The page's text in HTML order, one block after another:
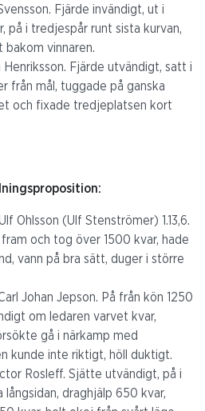
Fjärde invändigt, ut i
på i tredjespår runt sista kurvan,
bakom vinnaren.
Henriksson. Fjärde utvändigt, satt i
från mål, tuggade på ganska
och fixade tredjeplatsen kort
Ohlsson (Ulf Stenströmer) 1.13,6.
och tog över 1500 kvar, hade
vann på bra sätt, duger i större
Johan Jepson. På från kön 1250
om ledaren varvet kvar,
gå i närkamp med
kunde inte riktigt, höll duktigt.
Rosleff. Sjätte utvändigt, på i
draghjälp 650 kvar,